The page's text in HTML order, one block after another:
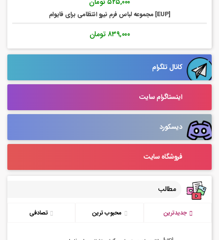
[EUP] مجموعه لباس فرم نیرو انتظامی برای فایوام
۸۳۹,۰۰۰ تومان
کانال تلگرام
اینستاگرام سایت
دیسکورد
فروشگاه سایت
مطالب
جدیدترین محبوب ترین تصادفی